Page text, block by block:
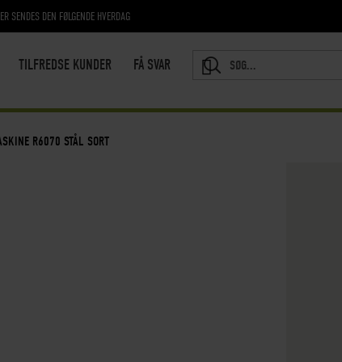
SENDES DEN FØLGENDE HVERDAG
TILFREDSE KUNDER FÅ SVAR
R6070 STÅL SORT